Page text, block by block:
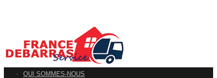
QUI SOMMES-NOUS